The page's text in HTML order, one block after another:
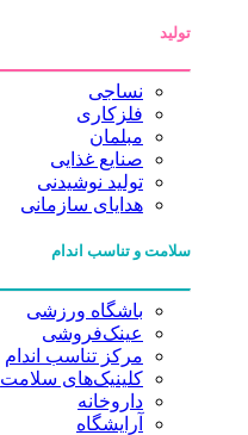
تولید
نساجی
فلزکاری
مبلمان
صنایع غذایی
تولید نوشیدنی
هدایای سازمانی
سلامت و تناسب اندام
باشگاه ورزشی
عینک‌فروشی
مرکز تناسب اندام
کلینیک‌های سلامت
داروخانه
آرایشگاه